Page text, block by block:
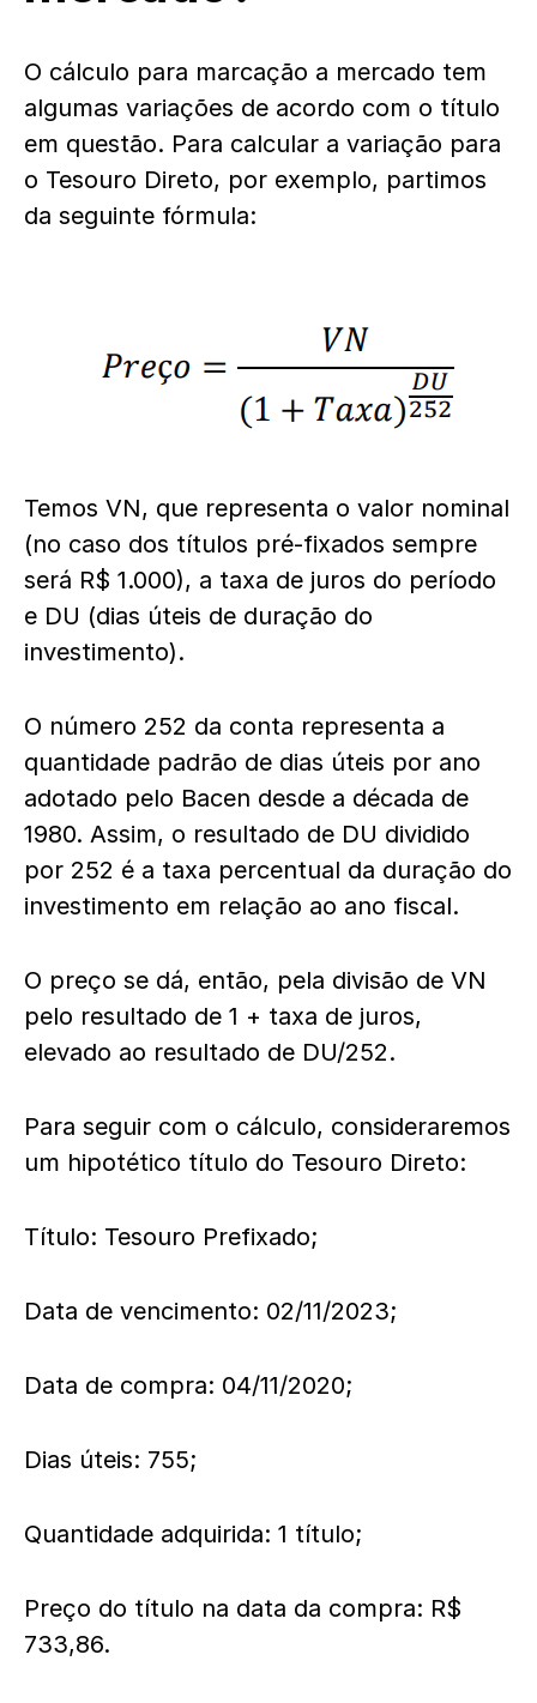
O cálculo para marcação a mercado tem
algumas variações de acordo com o título
em questão. Para calcular a variação para
o Tesouro Direto, por exemplo, partimos
da seguinte fórmula:
Temos VN, que representa o valor nominal
(no caso dos títulos pré-fixados sempre
será R$ 1.000), a taxa de juros do período
e DU (dias úteis de duração do
investimento).
O número 252 da conta representa a
quantidade padrão de dias úteis por ano
adotado pelo Bacen desde a década de
1980. Assim, o resultado de DU dividido
por 252 é a taxa percentual da duração do
investimento em relação ao ano fiscal.
O preço se dá, então, pela divisão de VN
pelo resultado de 1 + taxa de juros,
elevado ao resultado de DU/252.
Para seguir com o cálculo, consideraremos
um hipotético título do Tesouro Direto:
Título: Tesouro Prefixado;
Data de vencimento: 02/11/2023;
Data de compra: 04/11/2020;
Dias úteis: 755;
Quantidade adquirida: 1 título;
Preço do título na data da compra: R$
733,86.